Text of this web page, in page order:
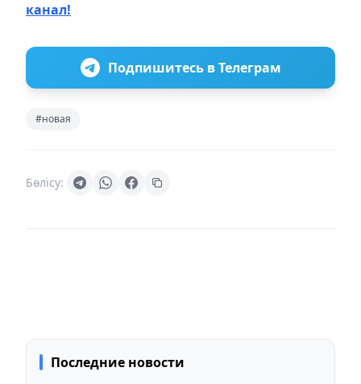
канал!
Подпишитесь в Телеграм
#новая
Бөлісу:
Последние новости